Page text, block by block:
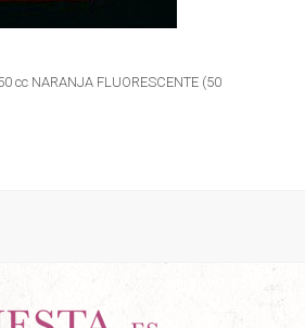
cc NARANJA FLUORESCENTE (50